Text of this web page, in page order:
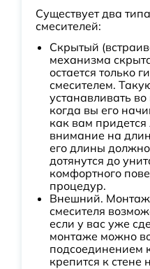
Существует два
смесителей:
Скрытый
механизма
остается только
смесителем.
устанавливать
когда вы его
как вам придется
внимание на
его длины должно
дотянутся до
комфортного
процедур.
Внешний. Монтаж
смесителя
если у вас уже
монтаже можно
подсоединением
крепится к стене